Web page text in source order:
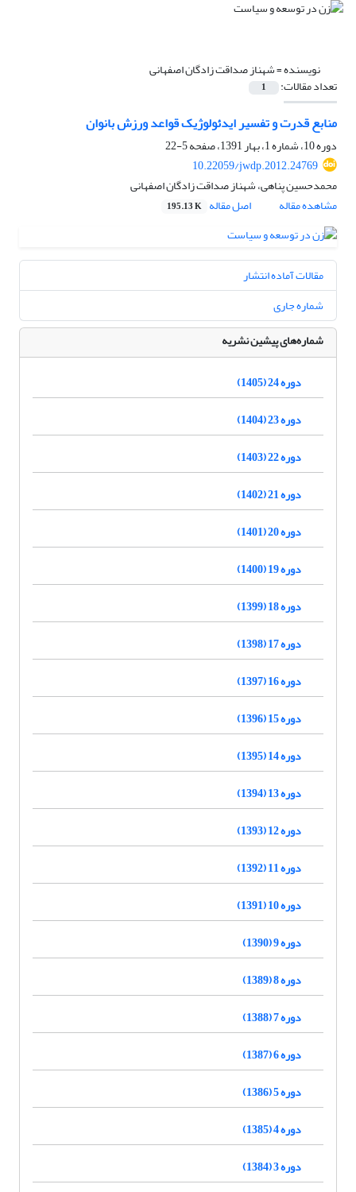
نویسنده =شهناز صداقت زادگان اصفهانی
تعداد مقالات: 1
منابع قدرت و تفسیر ایدئولوژیک قواعد ورزش بانوان
دوره 10، شماره 1، بهار 1391، صفحه
5-22
10.22059/jwdp.2012.24769
محمدحسین پناهی، شهناز صداقت زادگان اصفهانی
مشاهده مقاله
اصل مقاله 195.13 K
مقالات آماده انتشار
شماره جاری
شماره‌های پیشین نشریه
دوره 24 (1405)
دوره 23 (1404)
دوره 22 (1403)
دوره 21 (1402)
دوره 20 (1401)
دوره 19 (1400)
دوره 18 (1399)
دوره 17 (1398)
دوره 16 (1397)
دوره 15 (1396)
دوره 14 (1395)
دوره 13 (1394)
دوره 12 (1393)
دوره 11 (1392)
دوره 10 (1391)
دوره 9 (1390)
دوره 8 (1389)
دوره 7 (1388)
دوره 6 (1387)
دوره 5 (1386)
دوره 4 (1385)
دوره 3 (1384)